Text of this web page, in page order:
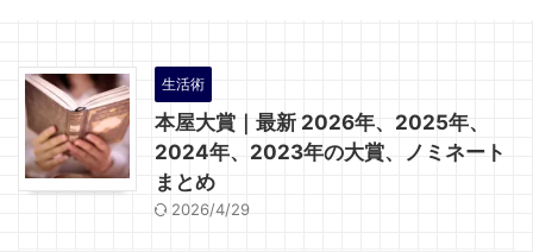
生活術
本屋大賞｜最新 2026年、2025年、
2024年、2023年の大賞、ノミネート
まとめ
2026/4/29